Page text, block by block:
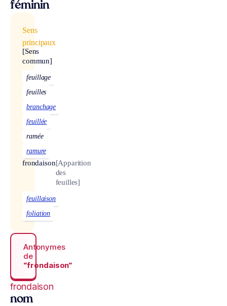
féminin
Sens
principaux
[Sens
commun]
feuillage
feuilles
branchage
feuillée
ramée
ramure
frondaison[Apparition
des
feuilles]
feuillaison
foliation
Antonymes
de
“frondaison“
frondaison
nom